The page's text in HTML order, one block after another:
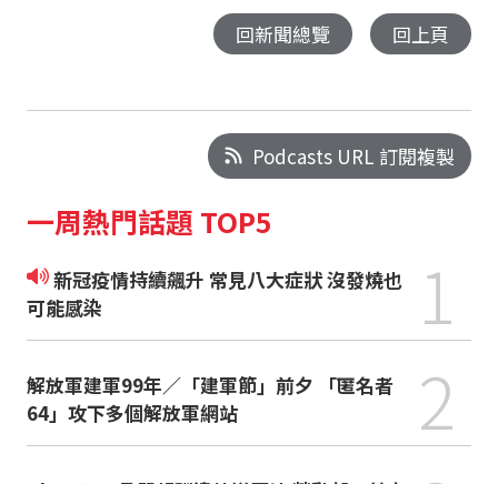
回新聞總覽 回上頁
Podcasts URL 訂閱複製
一周熱門話題 TOP5
新冠疫情持續飆升 常見八大症狀 沒發燒也
可能感染
1
解放軍建軍99年／「建軍節」前夕 「匿名者
64」攻下多個解放軍網站
2